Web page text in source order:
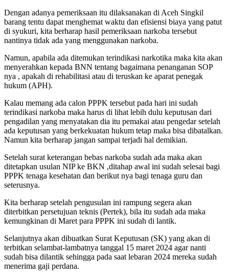
Dengan adanya pemeriksaan itu dilaksanakan di Aceh Singkil
barang tentu dapat menghemat waktu dan efisiensi biaya yang patut
di syukuri, kita berharap hasil pemeriksaan narkoba tersebut
nantinya tidak ada yang menggunakan narkoba.
Namun, apabila ada ditemukan terindikasi narkotika maka kita akan
menyerahkan kepada BNN tentang bagaimana penanganan SOP
nya , apakah di rehabilitasi atau di teruskan ke aparat penegak
hukum (APH).
Kalau memang ada calon PPPK tersebut pada hari ini sudah
terindikasi narkoba maka harus di lihat lebih dulu keputusan dari
pengadilan yang menyatakan dia itu pemakai atau pengedar setelah
ada keputusan yang berkekuatan hukum tetap maka bisa dibatalkan.
Namun kita berharap jangan sampai terjadi hal demikian.
Setelah surat keterangan bebas narkoba sudah ada maka akan
ditetapkan usulan NIP ke BKN ,ditahap awal ini sudah selesai bagi
PPPK tenaga kesehatan dan berikut nya bagi tenaga guru dan
seterusnya.
Kita berharap setelah pengusulan ini rampung segera akan
diterbitkan persetujuan teknis (Pertek), bila itu sudah ada maka
kemungkinan di Maret para PPPK ini sudah di lantik.
Selanjutnya akan dibuatkan Surat Keputusan (SK) yang akan di
terbitkan selambat-lambatnya tanggal 15 maret 2024 agar nanti
sudah bisa dilantik sehingga pada saat lebaran 2024 mereka sudah
menerima gaji perdana.